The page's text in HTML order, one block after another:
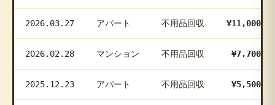
2026.03.27 アパート 不用品回収 ¥11,000
2026.02.28 マンション 不用品回収 ¥7,700
2025.12.23 アパート 不用品回収 ¥5,500